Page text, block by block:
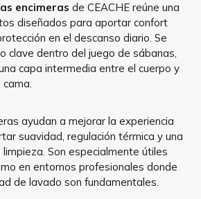
encimeras de CEACHE reúne una
diseñados para aportar confort
en el descanso diario. Se
clave dentro del juego de sábanas,
capa intermedia entre el cuerpo y
ayudan a mejorar la experiencia
suavidad, regulación térmica y una
Son especialmente útiles
en entornos profesionales donde
de lavado son fundamentales.